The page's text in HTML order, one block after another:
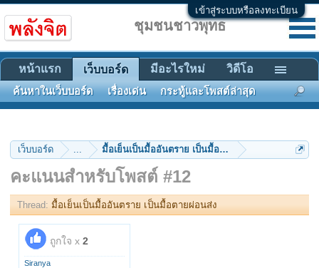
เข้าสู่ระบบหรือลงทะเบียน
เว็บบอร์ด ... มื้อเย็นเป็นมื้ออันตราย เป็นมื้อตายผ่อนส่ง
คะแนนสำหรับโพสต์ #12
Thread: มื้อเย็นเป็นมื้ออันตราย เป็นมื้อตายผ่อนส่ง
ถูกใจ x 2
Siranya
ชุมชนชาวพุทธ
หน้าแรก เว็บบอร์ด
ค้นหาในเว็บบอร์ด เรื่องเด่น กระทู้และโพสต์ล่าสุด
มีอะไรใหม่ วิดีโอ